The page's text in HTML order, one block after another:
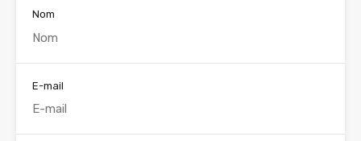
Nom
E-mail